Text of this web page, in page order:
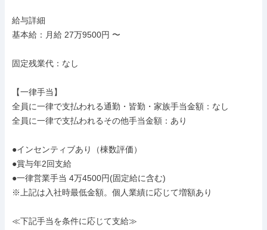
給与詳細
基本給：月給 27万9500円 〜
固定残業代：なし
【一律手当】
全員に一律で支払われる通勤・皆勤・家族手当金額：なし
全員に一律で支払われるその他手当金額：あり
●インセンティブあり（棟数評価）
●賞与年2回支給
●一律営業手当 4万4500円(固定給に含む)
※上記は入社時最低金額。個人業績に応じて増額あり
≪下記手当を条件に応じて支給≫